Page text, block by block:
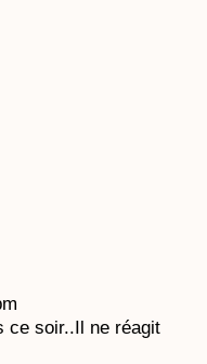
ce soir..Il ne réagit